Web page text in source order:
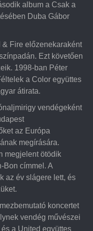
album a Csak a
Duba Gábor
Fire előzenekaraként
Ezt követően
1998-ban Péter
a Color együttes
átirata.
vendégeként
az Európa
megírására.
megjelent ötödik
címmel. A
az év slágere lett, és
koncertet
vendég művészei
a United együttes